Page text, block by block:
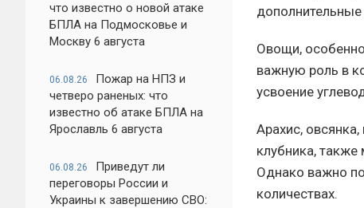
что известно о новой атаке
БПЛА на Подмосковье и
Москву 6 августа
06.08.26
Пожар на НПЗ и
четверо раненых: что
известно об атаке БПЛА на
Ярославль 6 августа
06.08.26
Приведут ли
переговоры России и
Украины к завершению СВО:
Овощи,
важную роль в
усвоение
Арахис,
клубника,
Однако важно
количествах.